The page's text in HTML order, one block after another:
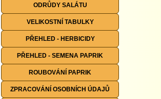
ODRŮDY SALÁTU
VELIKOSTNÍ TABULKY
PŘEHLED - HERBICIDY
PŘEHLED - SEMENA PAPRIK
ROUBOVÁNÍ PAPRIK
ZPRACOVÁNÍ OSOBNÍCH ÚDAJŮ